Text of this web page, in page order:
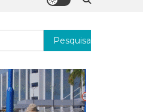
Pesquisar
por: